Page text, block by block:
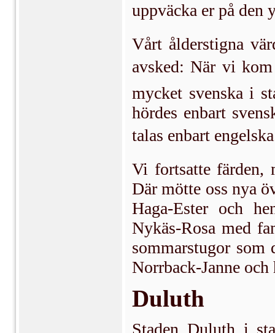
uppväcka er på den
Vårt ålderstigna
avsked: När vi
mycket svenska i
hördes enbart
talas enbart
Vi fortsatte färden,
Där mötte oss nya
Haga-Ester och
Nykäs-Rosa med
sommarstugor som
Norrback-Janne
Duluth
Staden Duluth i